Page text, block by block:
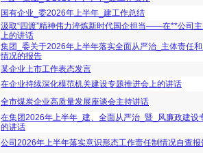
国有企业_委2026年上半年_建工作总结
汲取“四渡”精神伟力淬炼新时代国企担当——在**公司
上的讲话
集团_委关于2026年上半年落实全面从严治_主体责任
情况的报告
某企业上市工作表态发言
在企业持续深化模范机关建设专题推进会上的讲话
全市煤炭企业高质量发展座谈会主持讲话
在集团2026年上半年_建、全面从严治_暨_风廉政建设
的讲话
公司2026年上半年落实意识形态工作责任制情况自查报